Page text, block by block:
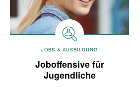
JOBS & AUSBILDUNG
Joboffensive für
Jugendliche